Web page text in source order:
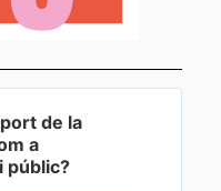
de la
a
públic?